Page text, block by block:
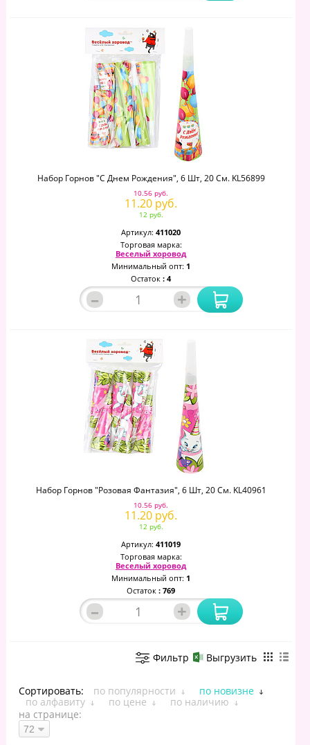
Набор Горнов "С Днем Рождения", 6 Шт, 20 См. KL56899
10.56 руб.
11.20 руб.
12 руб.
Артикул: 411020
Торговая марка:
Веселый хоровод
Минимальный опт: 1
Остаток : 4
– +
Набор Горнов "Розовая Фантазия", 6 Шт, 20 См. KL40961
10.56 руб.
11.20 руб.
12 руб.
Артикул: 411019
Торговая марка:
Веселый хоровод
Минимальный опт: 1
Остаток : 769
– +
Фильтр Выгрузить
Сортировать: по популярности
по новизне
по алфавиту
по цене
по наличию
на странице: